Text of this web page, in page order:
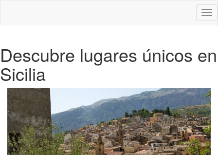
Descubre lugares únicos en
Sicilia